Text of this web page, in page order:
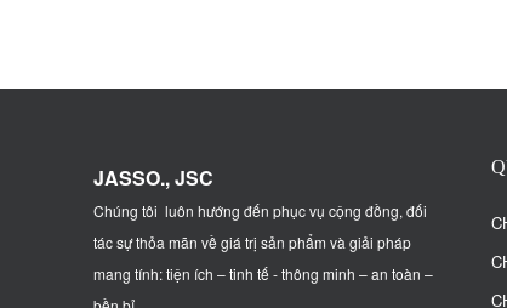
JASSO., JSC
Chúng tôi luôn hướng đến phục vụ cộng đồng, đối
tác sự thỏa mãn về giá trị sản phẩm và giải pháp
mang tính: tiện ích – tinh tế - thông minh – an toàn –